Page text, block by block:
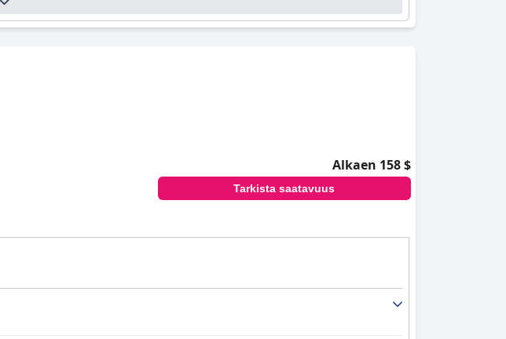
Alkaen 158 $
Tarkista saatavuus